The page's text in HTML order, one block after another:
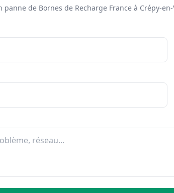
de Bornes de Recharge France à Crépy-en-